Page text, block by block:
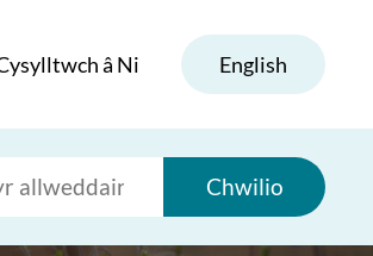
â Ni English
Chwilio